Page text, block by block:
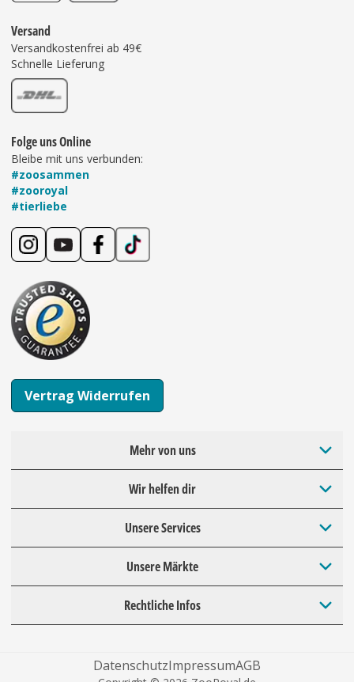
Versand
Versandkostenfrei ab 49€
Schnelle Lieferung
Folge uns Online
Bleibe mit uns verbunden:
#zoosammen
#zooroyal
#tierliebe
Vertrag Widerrufen
Mehr von uns
Wir helfen dir
Unsere Services
Unsere Märkte
Rechtliche Infos
DatenschutzImpressumAGB